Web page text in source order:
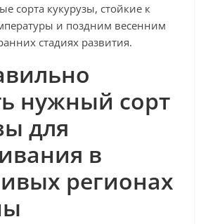
сорта кукурузы, стойкие к
и поздним весенним
стадиях развития.
нужный сорт
для
в
регионах